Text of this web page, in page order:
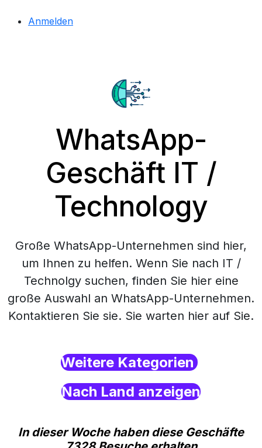
Anmelden
WhatsApp-
Geschäft IT /
Technology
Große WhatsApp-Unternehmen sind hier,
um Ihnen zu helfen. Wenn Sie nach IT /
Technolgy suchen, finden Sie hier eine
große Auswahl an WhatsApp-Unternehmen.
Kontaktieren Sie sie. Sie warten hier auf Sie.
Weitere Kategorien
Nach Land anzeigen
In dieser Woche haben diese Geschäfte